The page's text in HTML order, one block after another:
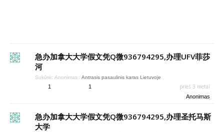
急办加拿大大学假文凭Q微936794295,办理UFV菲莎
河
Sukūrė: Anonimas : Antrasis pasaulinis karas Lietuvoje
1 1 prieš 3 metai
Anonimas
急办加拿大大学假文凭Q微936794295,办理圣托马斯
大学